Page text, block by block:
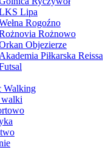
Lipa
Rogoźno
Rożnowo
Objezierze
Akademia Piłkarska Reissa
Walking
walki